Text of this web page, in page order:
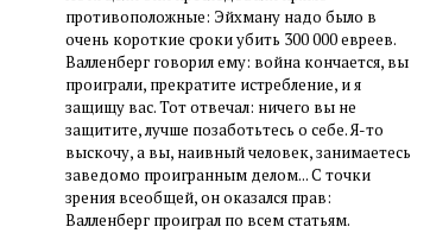
противоположные: Эйхману надо было в
очень короткие сроки убить 300 000 евреев.
Валленберг говорил ему: война кончается, вы
проиграли, прекратите истребление, и я
защищу вас. Тот отвечал: ничего вы не
защитите, лучше позаботьтесь о себе. Я-то
выскочу, а вы, наивный человек, занимаетесь
заведомо проигранным делом... С точки
зрения всеобщей, он оказался прав:
Валленберг проиграл по всем статьям.